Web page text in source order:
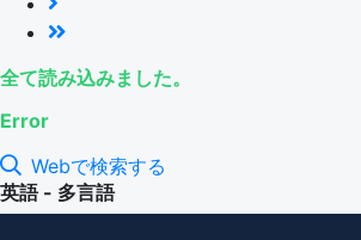
全て読み込みました。
Error
Webで検索する
英語 - 多言語